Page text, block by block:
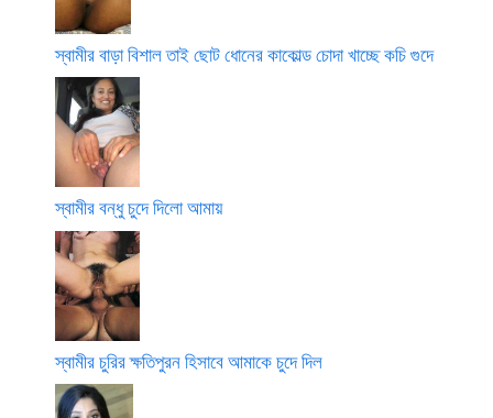
স্বামীর বাড়া বিশাল তাই ছোট ধোনের কাকোল্ড চোদা খাচ্ছে কচি গুদে
স্বামীর বন্ধু চুদে দিলো আমায়
স্বামীর চুরির ক্ষতিপুরন হিসাবে আমাকে চুদে দিল